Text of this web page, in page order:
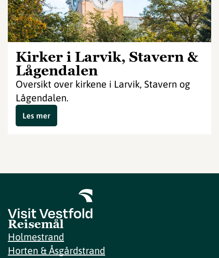
Kirker i Larvik, Stavern &
Lågendalen
Oversikt over kirkene i Larvik, Stavern og
Lågendalen.
Les mer
Reisemål
Holmestrand
Horten & Åsgårdstrand